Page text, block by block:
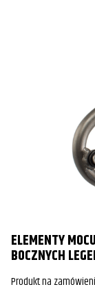
ELEMENTY
BOCZNYCH
Produkt na